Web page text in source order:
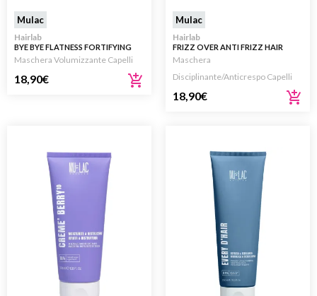
Mulac
Hairlab
BYE BYE FLATNESS FORTIFYING
ZERO WEIGHT MASK 200ML
Maschera Volumizzante Capelli
18,90€
Mulac
Hairlab
FRIZZ OVER ANTI FRIZZ HAIR
MASK MASCHERA 200ML
Maschera
Disciplinante/Anticrespo Capelli
18,90€